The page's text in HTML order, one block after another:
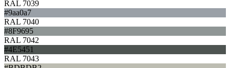
RAL 7039
#9aa0a7
RAL 7040
#8F9695
RAL 7042
#4E5451
RAL 7043